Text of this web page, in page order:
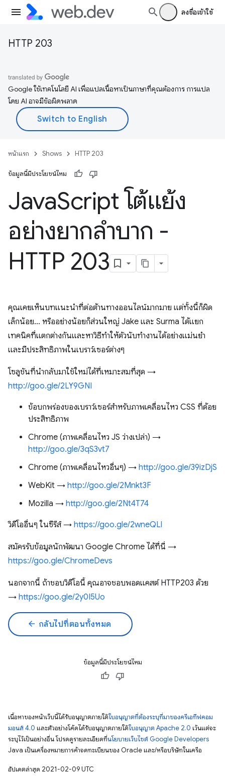
ลงชื่อเข้าใช้
HTTP 203
Google ใช้เทคโนโลยี AI เพื่อแปลเนื้อหาเป็นภาษาที่คุณต้องการ การแปล
โดย AI อาจมีข้อผิดพลาด
หน้าแรก Shows HTTP 203
ข้อมูลนี้มีประโยชน์ไหม
JavaScript โต้แย้ง
อย่างยากลำบาก -
HTTP 203
คุณเคยเห็นบทแนะนำที่ต่อต้านทางออนไลน์มากมาย แต่ทั้งนี้ก็ผิด
เล็กน้อย... หรืออย่างน้อยก็ส่วนใหญ่ Jake และ Surma ได้แยก
เทคนิคที่แตกต่างกันและหาวิธีทำให้ตัวนับทำงานได้อย่างแม่นยำ
และมีประสิทธิภาพในเบราว์เซอร์ต่างๆ
โซลูชันที่นำกลับมาใช้ใหม่ได้ที่เหมาะสมที่สุด →
http://goo.gle/2LY9GNI
ข้อบกพร่องของเบราว์เซอร์สำหรับภาพเคลื่อนไหว CSS ที่ด้อย
ประสิทธิภาพ
Chrome (ภาพเคลื่อนไหว JS ว่างเปล่า) →
http://goo.gle/3qS3vt7
Chrome (ภาพเคลื่อนไหวอื่นๆ) → http://goo.gle/39izDjS
WebKit → http://goo.gle/2Mnkt3F
Mozilla → http://goo.gle/2Nt4T74
วิดีโออื่นๆ ในซีรีส์ → https://goo.gle/2wneQLl
สมัครรับข้อมูลนักพัฒนา Google Chrome ได้ที่นี่ →
https://goo.gle/ChromeDevs
นอกจากนี้ ถ้าชอบวิดีโอนี้ คุณอาจชอบพอดแคสต์ HTTP203 ด้วย
→ https://goo.gle/2y0I5Uo
arrow_back กลับไปที่ตอนทั้งหมด
ข้อมูลนี้มีประโยชน์ไหม
เนื้อหาของหน้าเว็บนี้ได้รับอนุญาตภายใต้ใบอนุญาตที่ต้องระบุที่มาของครีเอทีฟคอม
มอนส์ 4.0 และตัวอย่างโค้ดได้รับอนุญาตภายใต้ใบอนุญาต Apache 2.0 เว้นแต่จะ
ระบุไว้เป็นอย่างอื่น โปรดดูรายละเอียดที่นโยบายเว็บไซต์ Google Developers
Java เป็นเครื่องหมายการค้าจดทะเบียนของ Oracle และ/หรือบริษัทในเครือ
อัปเดตล่าสุด 2021-02-09 UTC